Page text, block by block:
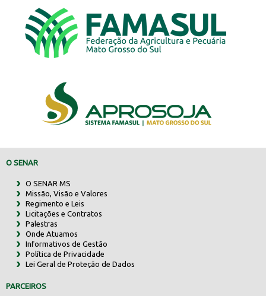
O SENAR
O SENAR MS
Missão, Visão e Valores
Regimento e Leis
Licitações e Contratos
Palestras
Onde Atuamos
Informativos de Gestão
Política de Privacidade
Lei Geral de Proteção de Dados
PARCEIROS